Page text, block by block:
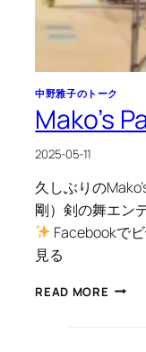
中野雅子のトーク
Mako’s
2025-05-11
久しぶりの
剛）剣の舞エン
Facebookで
見る
READ MORE